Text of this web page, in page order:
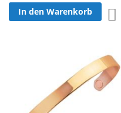
In den Warenkorb